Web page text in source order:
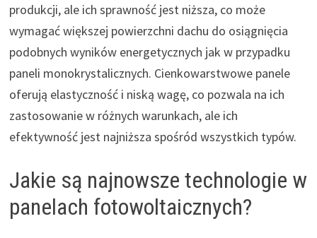
produkcji, ale ich sprawność jest niższa, co może
wymagać większej powierzchni dachu do osiągnięcia
podobnych wyników energetycznych jak w przypadku
paneli monokrystalicznych. Cienkowarstwowe panele
oferują elastyczność i niską wagę, co pozwala na ich
zastosowanie w różnych warunkach, ale ich
efektywność jest najniższa spośród wszystkich typów.
Jakie są najnowsze technologie w
panelach fotowoltaicznych?